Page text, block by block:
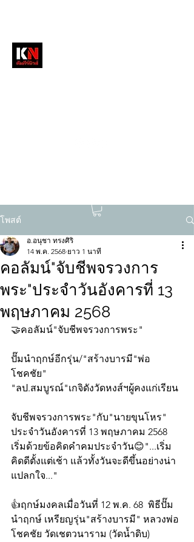
โพสต์
คอลัมน์"จับชีพจรวงการ
พระ"ประจำวันอังคารที่ 13
พฤษภาคม 2568
อ.อนุชา ทรงศิริ
14 พ.ค. 2568 ยาว 1 นาที
🤝คอลัมน์"จับชีพจรวงการพระ"
ปั๊มนำฤกษ์อีกรุ่น/"สร้างบารมี"พ่อ
โชคชัย"
"ลป.สมบูรณ์"เกจิดังวัดหงส์ฯผู้คงแก่เรียน
จับชีพจรวงการพระ"กับ"นายขุนโหร"
ประจำวันอังคารที่ 13 พฤษภาคม 2568
เริ่มด้วยข้อคิดคำคมประจำวัน😊"...เริ่ม
คิดดีตั้งแต่เช้า แล้วทั้งวันจะดีขึ้นอย่างน่า
แปลกใจ..."
👍ฤกษ์มงคลเมื่อวันที่ 12 พ.ค. 68  พิธีปั๊ม
นำฤกษ์ เหรียญรุ่น"สร้างบารมี" หลวงพ่อ
โชคชัย วัดเชตวนาราม (วัดน้ำดิบ)